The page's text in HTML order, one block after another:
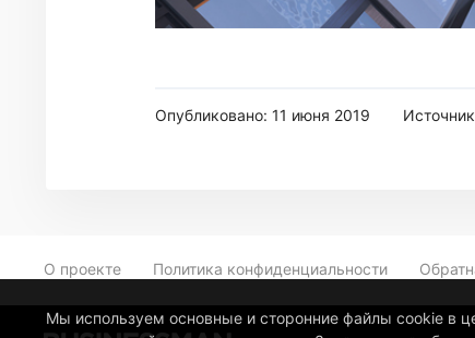
Опубликовано: 11 июня 2019
О проекте Политика конфиденциальности
Мы используем основные и сторонние файлы cookie в